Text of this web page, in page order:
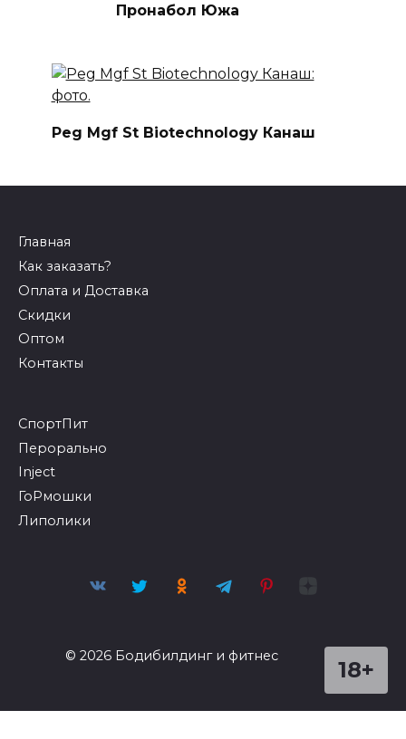
Пронабол Южа
Peg Mgf St Biotechnology Канаш
Главная
Как заказать?
Оплата и Доставка
Скидки
Оптом
Контакты
СпортПит
Перорально
Inject
ГоРмошки
Липолики
18+
© 2026 Бодибилдинг и фитнес